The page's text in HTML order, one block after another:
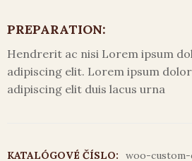
PREPARATION:
Hendrerit ac nisi Lorem ipsum
adipiscing elit. Lorem ipsum
adipiscing elit duis lacus urna
KATALÓGOVÉ ČÍSLO:
woo-custom-